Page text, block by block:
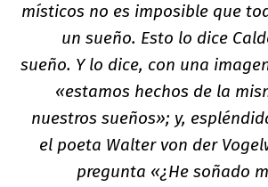
místicos no es imposible que
un sueño. Esto lo dice
sueño. Y lo dice, con una
«estamos hechos de la
nuestros sueños»; y,
el poeta Walter von der
pregunta «¿He soñado